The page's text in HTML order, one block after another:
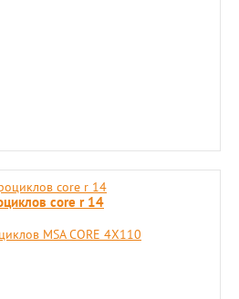
core r 14
MSA CORE 4X110